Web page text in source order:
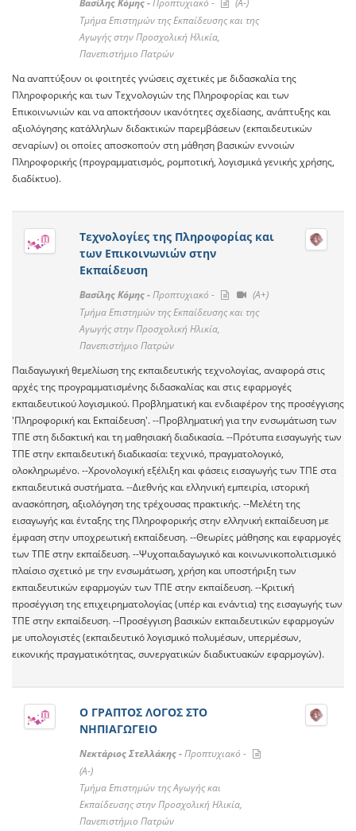
Βασίλης Κόμης -Προπτυχιακό -
(A-)
Τμήμα Επιστημών της Εκπαίδευσης και της
Αγωγής στην Προσχολική Ηλικία,
Πανεπιστήμιο Πατρών
Να αναπτύξουν οι φοιτητές γνώσεις σχετικές με διδασκαλία της
Πληροφορικής και των Τεχνολογιών της Πληροφορίας και των
Επικοινωνιών και να αποκτήσουν ικανότητες σχεδίασης, ανάπτυξης και
αξιολόγησης κατάλληλων διδακτικών παρεμβάσεων (εκπαιδευτικών
σεναρίων) οι οποίες αποσκοπούν στη μάθηση βασικών εννοιών
Πληροφορικής (προγραμματισμός, ρομποτική, λογισμικά γενικής χρήσης,
διαδίκτυο).
Τεχνολογίες της Πληροφορίας και
των Επικοινωνιών στην
Εκπαίδευση
Βασίλης Κόμης -Προπτυχιακό -
(A+)
Τμήμα Επιστημών της Εκπαίδευσης και της
Αγωγής στην Προσχολική Ηλικία,
Πανεπιστήμιο Πατρών
Παιδαγωγική θεμελίωση της εκπαιδευτικής τεχνολογίας, αναφορά στις
αρχές της προγραμματισμένης διδασκαλίας και στις εφαρμογές
εκπαιδευτικού λογισμικού. Προβληματική και ενδιαφέρον της προσέγγισης
'Πληροφορική και Εκπαίδευση'. --Προβληματική για την ενσωμάτωση των
ΤΠΕ στη διδακτική και τη μαθησιακή διαδικασία. --Πρότυπα εισαγωγής των
ΤΠΕ στην εκπαιδευτική διαδικασία: τεχνικό, πραγματολογικό,
ολοκληρωμένο. --Χρονολογική εξέλιξη και φάσεις εισαγωγής των ΤΠΕ στα
εκπαιδευτικά συστήματα. --Διεθνής και ελληνική εμπειρία, ιστορική
ανασκόπηση, αξιολόγηση της τρέχουσας πρακτικής. --Μελέτη της
εισαγωγής και ένταξης της Πληροφορικής στην ελληνική εκπαίδευση με
έμφαση στην υποχρεωτική εκπαίδευση. --Θεωρίες μάθησης και εφαρμογές
των ΤΠΕ στην εκπαίδευση. --Ψυχοπαιδαγωγικό και κοινωνικοπολιτισμικό
πλαίσιο σχετικό με την ενσωμάτωση, χρήση και υποστήριξη των
εκπαιδευτικών εφαρμογών των ΤΠΕ στην εκπαίδευση. --Κριτική
προσέγγιση της επιχειρηματολογίας (υπέρ και ενάντια) της εισαγωγής των
ΤΠΕ στην εκπαίδευση. --Προσέγγιση βασικών εκπαιδευτικών εφαρμογών
με υπολογιστές (εκπαιδευτικό λογισμικό πολυμέσων, υπερμέσων,
εικονικής πραγματικότητας, συνεργατικών διαδικτυακών εφαρμογών).
Ο ΓΡΑΠΤΟΣ ΛΟΓΟΣ ΣΤΟ
ΝΗΠΙΑΓΩΓΕΙΟ
Νεκτάριος Στελλάκης -Προπτυχιακό -
(A-)
Τμήμα Επιστημών της Αγωγής και
Εκπαίδευσης στην Προσχολική Ηλικία,
Πανεπιστήμιο Πατρών